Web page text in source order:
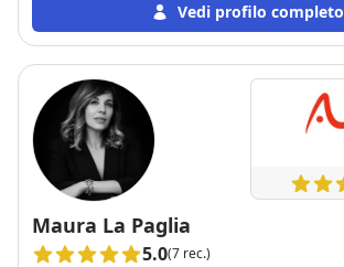
Vedi profilo completo
Maura La Paglia
5.0(7 rec.)